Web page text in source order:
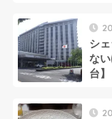
シ
な
台】